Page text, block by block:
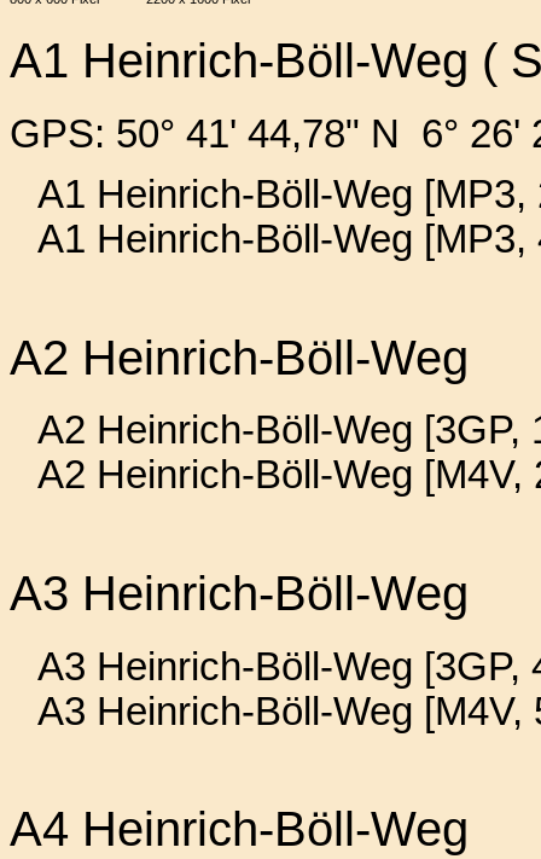
A1 Heinrich-Böll-Weg (
GPS: 50° 41' 44,78" N 6° 26'
A1 Heinrich-Böll-Weg [MP3,
A1 Heinrich-Böll-Weg
A2 Heinrich-Böll-Weg
A2 Heinrich-Böll-Weg [3GP,
A2 Heinrich-Böll-Weg [M4V,
A3 Heinrich-Böll-Weg
A3 Heinrich-Böll-Weg [3GP,
A3 Heinrich-Böll-Weg [M4V,
A4 Heinrich-Böll-Weg